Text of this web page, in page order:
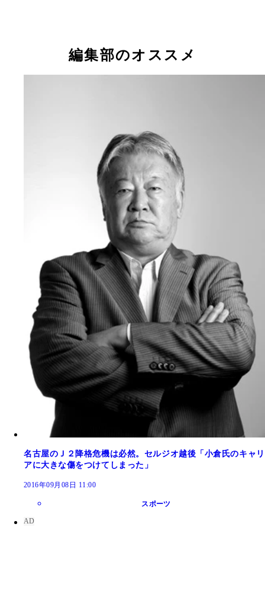
編集部のオススメ
名古屋のＪ２降格危機は必然。セルジオ越後「小倉氏のキャリ
アに大きな傷をつけてしまった」
2016年09月08日 11:00
スポーツ